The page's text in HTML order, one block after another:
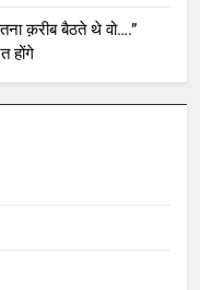
क़रीब बैठते थे वो….”
होंगे